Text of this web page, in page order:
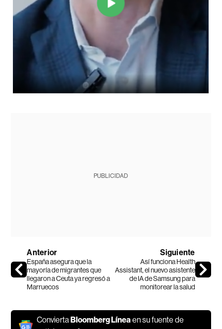
PUBLICIDAD
Anterior
España asegura que la
mayoría de migrantes que
llegaron a Ceuta ya regresó a
Marruecos
Siguiente
Así funciona Health
Assistant, el nuevo asistente
de IA de Samsung para
monitorear la salud
ConviertaBloomberg Línea en su fuente de